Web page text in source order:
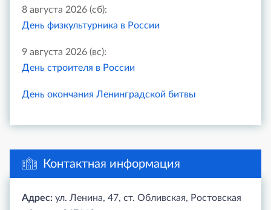
8 августа 2026 (сб):
День физкультурника в России
9 августа 2026 (вс):
День строителя в России
День окончания Ленинградской битвы
Контактная информация
Адрес: ул. Ленина, 47, ст. Обливская, Ростовская